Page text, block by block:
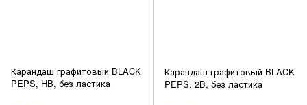
Карандаш графитовый BLACK
PEPS, HB, без ластика
Карандаш графитовый BLACK
PEPS, 2B, без ластика